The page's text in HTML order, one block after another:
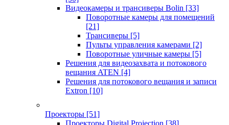
Видеокамеры и трансиверы Bolin [33]
Поворотные камеры для помещений
[21]
Трансиверы [5]
Пульты управления камерами [2]
Поворотные уличные камеры [5]
Решения для видеозахвата и потокового
вещания ATEN [4]
Решения для потокового вещания и записи
Extron [10]
Проекторы [51]
Проекторы Digital Projection [38]